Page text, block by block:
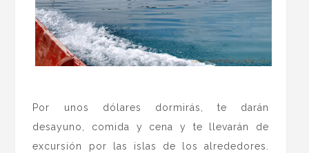
Por unos dólares dormirás, te darán
desayuno, comida y cena y te llevarán de
excursión por las islas de los alrededores.